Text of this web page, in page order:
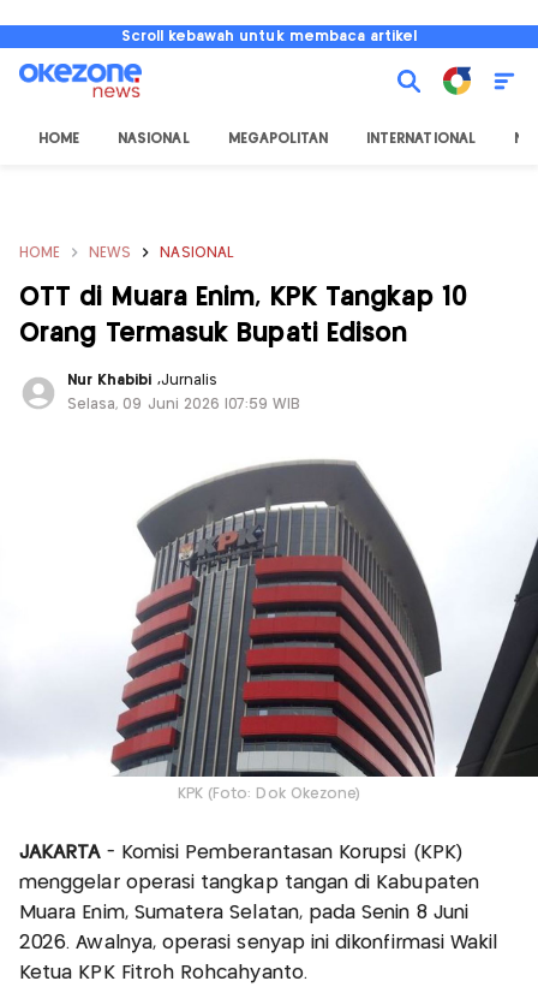
Scroll kebawah untuk membaca artikel
HOME NASIONAL MEGAPOLITAN INTERNATIONAL
HOME NEWS NASIONAL
OTT di Muara Enim, KPK Tangkap 10
Orang Termasuk Bupati Edison
Nur Khabibi ,Jurnalis
Selasa, 09 Juni 2026 |07:59 WIB
KPK (Foto: Dok Okezone)
JAKARTA- Komisi Pemberantasan Korupsi (KPK)
menggelar operasi tangkap tangan di Kabupaten
Muara Enim, Sumatera Selatan, pada Senin 8 Juni
2026. Awalnya, operasi senyap ini dikonfirmasi Wakil
Ketua KPK Fitroh Rohcahyanto.